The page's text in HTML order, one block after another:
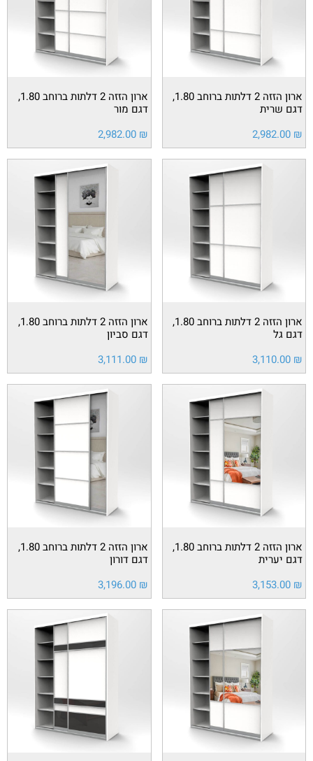
ארון הזזה 2 דלתות ברוחב 1.80,
דגם שרית
2,982.00 ₪
ארון הזזה 2 דלתות ברוחב 1.80,
דגם מור
2,982.00 ₪
ארון הזזה 2 דלתות ברוחב 1.80,
דגם גל
3,110.00 ₪
ארון הזזה 2 דלתות ברוחב 1.80,
דגם סביון
3,111.00 ₪
ארון הזזה 2 דלתות ברוחב 1.80,
דגם יערית
3,153.00 ₪
ארון הזזה 2 דלתות ברוחב 1.80,
דגם דורון
3,196.00 ₪